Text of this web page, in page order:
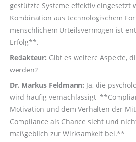
gestützte Systeme effektiv eingesetzt
Kombination aus technologischem
menschlichem Urteilsvermögen ist
Erfolg**.
Redakteur: Gibt es weitere Aspekte,
werden?
Dr. Markus Feldmann: Ja, die
wird häufig vernachlässigt.
Motivation und dem Verhalten der
Compliance als Chance sieht und
maßgeblich zur Wirksamkeit bei.**